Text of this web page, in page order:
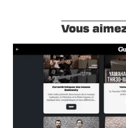
Vous